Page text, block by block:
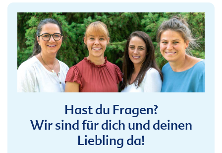
Hast du Fragen?
Wir sind für dich und deinen
Liebling da!